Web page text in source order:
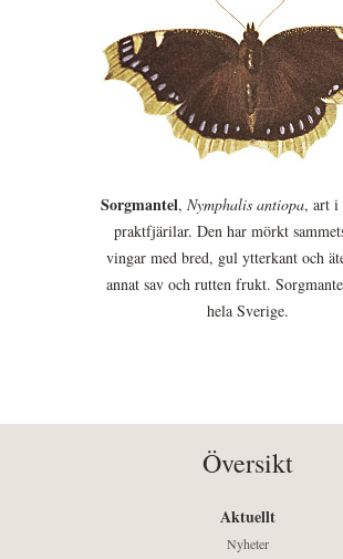
Sorgmantel, Nymphalis antiopa, art i
praktfjärilar. Den har mörkt
vingar med bred, gul ytterkant och
annat sav och rutten frukt.
hela Sverige.
Översikt
Aktuellt
Nyheter